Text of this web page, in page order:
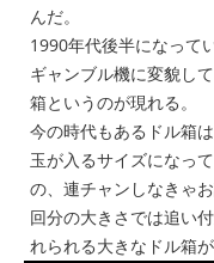
んだ。
1990年代後半になって
ギャンブル機に変貌し
箱というのが現れる。
今の時代もあるドル箱
玉が入るサイズになっ
の、連チャンしなきゃ
回分の大きさでは追い
れられる大きなドル箱が